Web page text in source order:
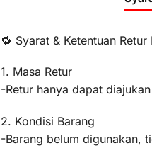
🔁 Syarat & Ketentuan Retur
1. Masa Retur
-Retur hanya dapat
2. Kondisi Barang
-Barang belum digunakan,